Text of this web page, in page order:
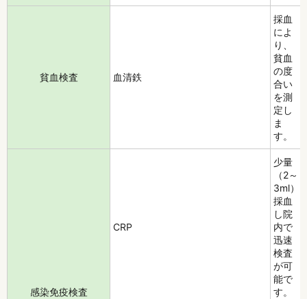
貧血検査 血清鉄
採血
によ
り、
貧血
の度
合い
を測
定し
ま
す。
感染免疫検査
CRP
少量
（2～
3ml）
採血
し院
内で
迅速
検査
が可
能で
す。